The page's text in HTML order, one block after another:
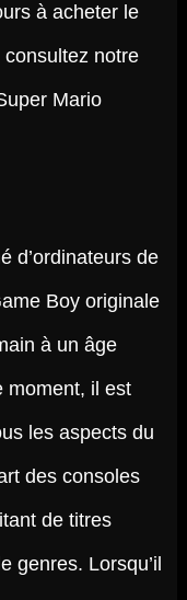
à acheter le
notre
Mario
d’ordinateurs de
Boy originale
à un âge
moment, il est
les aspects du
des consoles
de titres
genres. Lorsqu’il